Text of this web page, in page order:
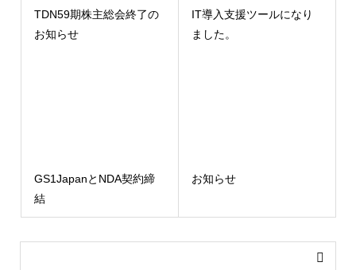
TDN59期株主総会終了の
お知らせ
IT導入支援ツールになり
ました。
GS1JapanとNDA契約締
結
お知らせ